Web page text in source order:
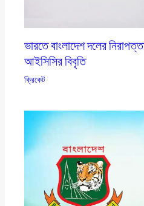
ভারতে বাংলাদেশ দলের
আইসিসির বিবৃতি
ক্রিকেট